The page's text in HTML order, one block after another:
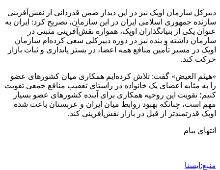
دبیرکل سازمان اوپک نیز در این دیدار ضمن قدردانی از نقش‌آفرینی
سازنده جمهوری اسلامی ایران در این سازمان، تصریح کرد: ایران به
عنوان یکی از بنیانگذاران اوپک، همواره نقش‌آفرینی مثبتی در
سازمان داشته و بنده نیز در دوره دبیرکلی سعی کرده‌ام سازمان
اوپک در مسیر تأمین منافع همه اعضا، در بستر پایداری و ثبات بازار
حرکت کند.
«هیثم الغیض» گفت: تلاش کرده‌ایم همکاری میان کشورهای عضو
را به مثابه اعضای یک خانواده در راستای تعقیب منافع جمعی تقویت
کنیم؛ تقویت این روحیه همکاری برای آینده کشورهای عضو بسیار
مهم است، چنانکه بهبود روابط میان ایران و عربستان باعث شده
اوپک قدرتمندتر از قبل در بازار نقش‌آفرینی کند.
انتهای پیام
منبع:ایسنا